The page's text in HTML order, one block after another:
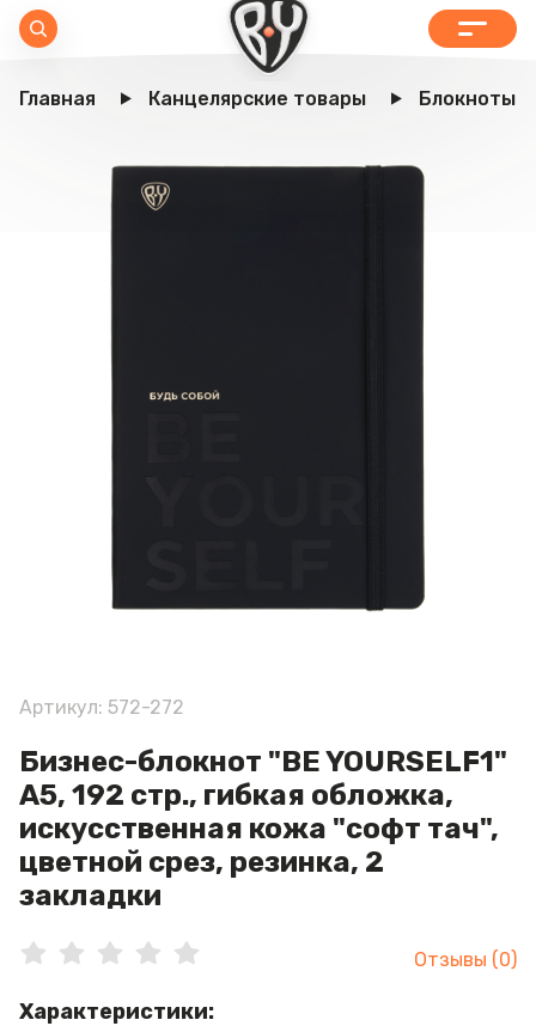
Главная Канцелярские товары Блокноты
Артикул: 572-272
Бизнес-блокнот "BE YOURSELF1"
А5, 192 стр., гибкая обложка,
искусственная кожа "софт тач",
цветной срез, резинка, 2
закладки
Отзывы (0)
Характеристики: